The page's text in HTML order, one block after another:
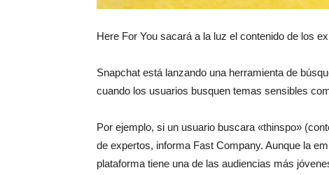
Here For You sacará a la luz el contenido de los
Snapchat está lanzando una herramienta de
cuando los usuarios busquen temas sensibles
Por ejemplo, si un usuario buscara «thinspo»
de expertos, informa Fast Company. Aunque la
plataforma tiene una de las audiencias más